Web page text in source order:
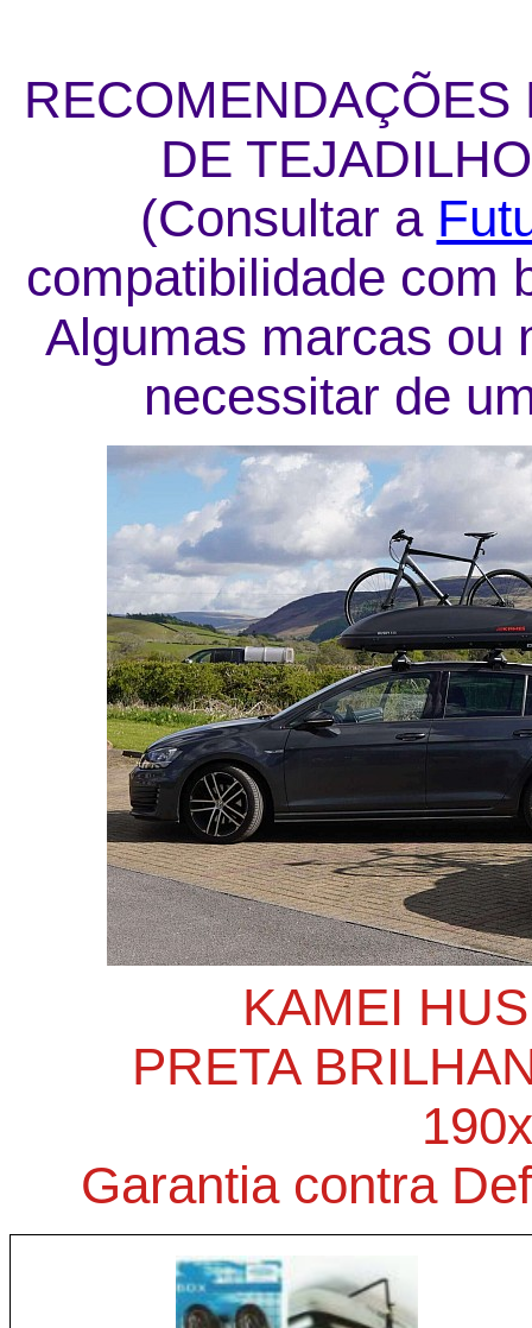
DE
(Consultar a
compatibilidade com
Algumas marcas ou
necessitar de
KAMEI
PRETA
Garantia contra